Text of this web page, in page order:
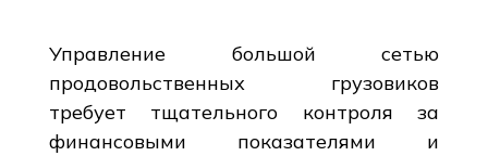
Управление большой сетью
продовольственных грузовиков
требует тщательного контроля за
финансовыми показателями и